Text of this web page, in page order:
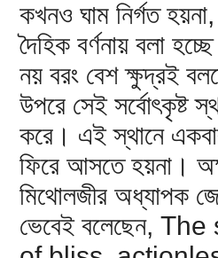
কখনও ঘাম নির্গত
দৈহিক বর্ণনায় বলা
নয় বরং বেশ ক্ষুদ্রই
উপরে সেই সর্বোৎকৃষ্ট
করে। এই স্থানে
ফিরে আসতে হয়না।
মিথোলজীর অধ্যাপক
ভেবেই বলেছেন,